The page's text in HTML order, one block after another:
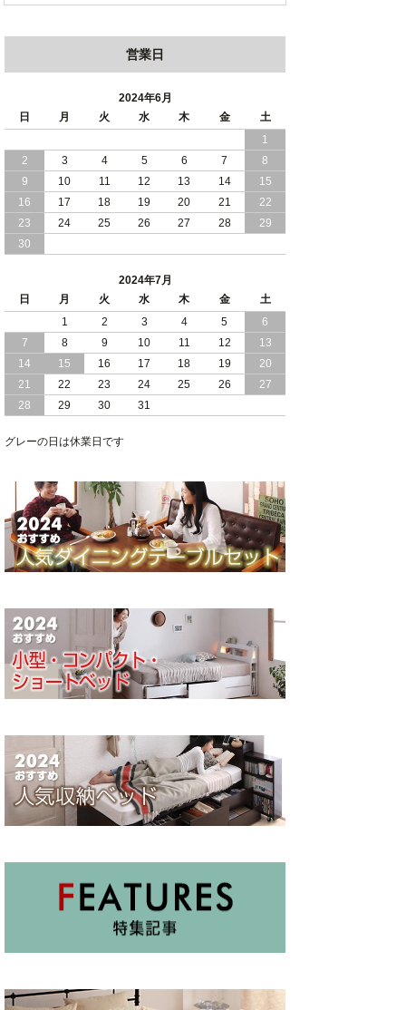
ド 組立設置 付き
日本製 収納 跳ね上げ式 リフトアップ
ベッド 縦開き ヘッドボード 組立設置サ
ービス付き
2024/04/23
すのこ の 床板 簡単 軽い コンパクトな
大容量 収納 跳ね上げ式 ベッド
2024/03/28
おすすめ クイーン キング ワイドキング
サイズ で 通気性ある すのこ仕様 大容
畳 仕様 で 敷き布団 が使える 引き出し
収納 付き 大容量 チェスト ベッド 日本
製 ヘッドボードなし
2024/02/23
畳 の 床面 で 敷き布団 で 寝られる 引き
出し 収納庫 付 大容量 チェスト ベッド
日本製
し 収納庫 付き チェスト ベッド 日本製
営業日
2024年6月
日
月 火 水 木 金
土
1
2
3 4 5 6 7
8
9
10 11 12 13 14
15
16
17 18 19 20 21
22
23
24 25 26 27 28
29
30
2024年7月
日
月 火 水 木 金
土
1
2 3 4 5
6
7
8 9 10 11 12
13
14
15 16 17 18 19
20
21
22 23 24 25 26
27
28
29 30 31
グレーの日は休業日です